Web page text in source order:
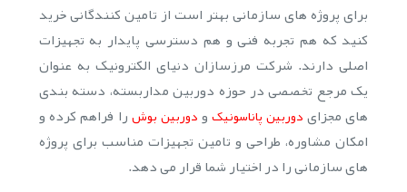
برای پروژه های سازمانی بهتر است از تامین کنندگانی خرید
کنید که هم تجربه فنی و هم دسترسی پایدار به تجهیزات
اصلی دارند. شرکت مرزسازان دنیای الکترونیک به عنوان
یک مرجع تخصصی در حوزه دوربین مداربسته، دسته بندی
های مجزایدوربین پاناسونیکودوربین بوشرا فراهم کرده و
امکان مشاوره، طراحی و تامین تجهیزات مناسب برای پروژه
های سازمانی را در اختیار شما قرار می دهد.